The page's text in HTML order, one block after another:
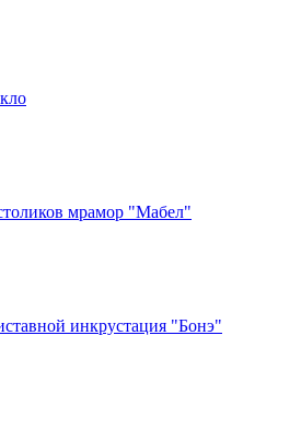
мрамор "Мабел"
инкрустация "Бонэ"